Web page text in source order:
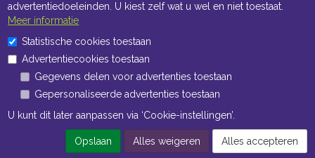
advertentiedoeleinden. U kiest zelf wat u wel en niet toestaat.
Meer informatie
Statistische cookies toestaan
Advertentiecookies toestaan
Gegevens delen voor advertenties toestaan
Gepersonaliseerde advertenties toestaan
U kunt dit later aanpassen via ‘Cookie-instellingen’.
Opslaan Alles weigeren Alles accepteren